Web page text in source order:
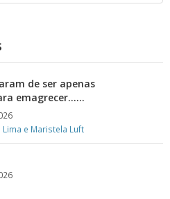
de ser apenas
emagrecer……
Lima e Maristela Luft